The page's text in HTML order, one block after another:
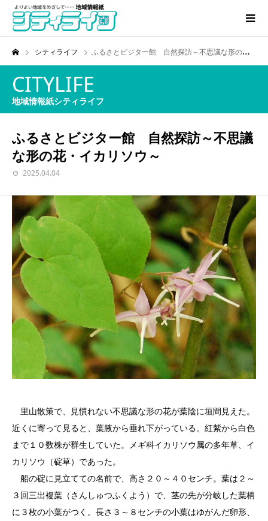
シティライフ ふるさとビジター館 自然探訪～不思議な形の花・イカリソウ～
CITYLIFE
地域情報紙シティライフ
ふるさとビジター館 自然探訪～不思議
な形の花・イカリソウ～
2025.04.04
里山散策で、見慣れない不思議な形の花が葉陰に垣間見えた。
近くに寄って見ると、葉腋から垂れ下がっている。紅紫から白色
まで１０数株が群生していた。メギ科イカリソウ属の多年草、イ
カリソウ（碇草）であった。
船の碇に見立てての名前で、高さ２０～４０センチ。葉は２～
３回三出複葉（さんしゅつふくよう）で、茎の先が分岐した葉柄
に３枚の小葉がつく。長さ３～８センチの小葉はゆがんだ卵形、